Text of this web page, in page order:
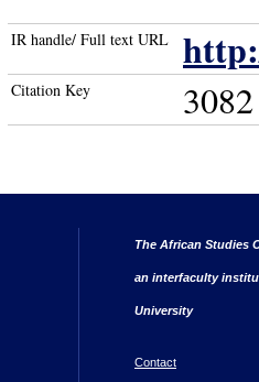
IR handle/ Full text URL
Citation Key 3082
The African Studies
an interfaculty
University
Contact